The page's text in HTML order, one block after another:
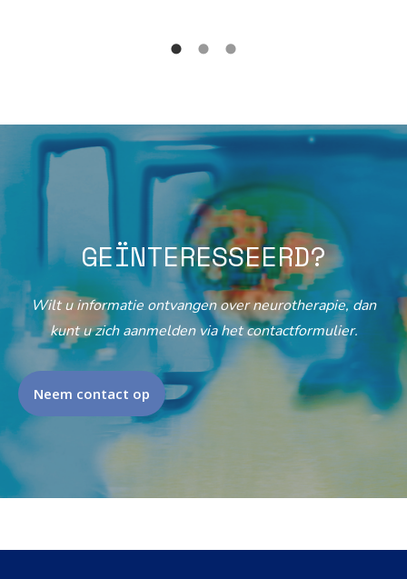
GEÏNTERESSEERD?
Wilt u informatie ontvangen over neurotherapie, dan
kunt u zich aanmelden via het contactformulier.
Neem contact op